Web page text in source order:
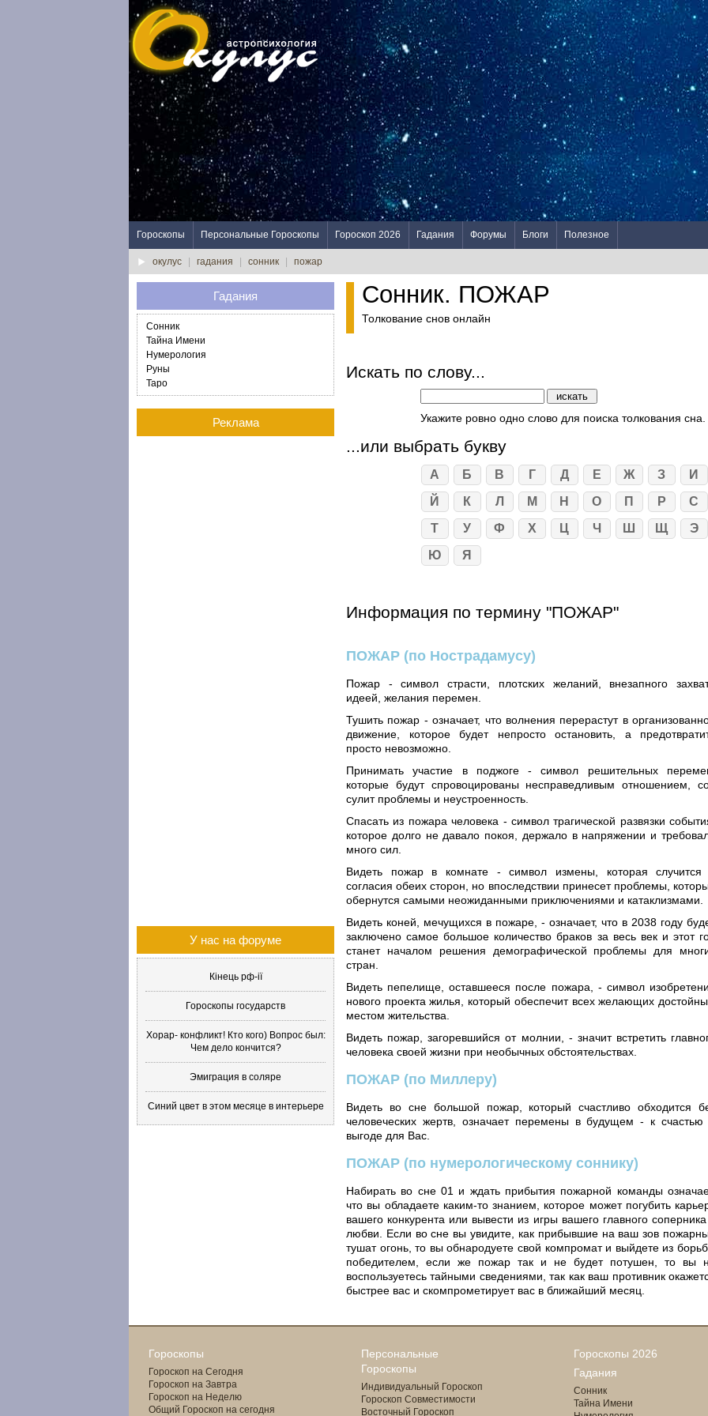
Гороскопы Персональные Гороскопы Гороскоп 2026 Гадания Форумы Блоги Полезное
окулус гадания сонник пожар
Сонник. ПОЖАР
Толкование снов онлайн
Искать по слову...
Укажите ровно одно слово для поиска толкования сна.
...или выбрать букву
А Б В Г Д Е Ж З
И
Й
К Л М Н О П Р
С
Т
У Ф Х Ц Ч Ш Щ
Э
Ю
Я
Информация по термину "ПОЖАР"
ПОЖАР (по Нострадамусу)
Пожар - символ страсти, плотских желаний, внезапного
идеей, желания перемен.
Тушить пожар - означает, что волнения перерастут в
движение, которое будет непросто остановить, а
просто невозможно.
Принимать участие в поджоге - символ решительных
которые будут спровоцированы несправедливым отношением,
сулит проблемы и неустроенность.
Спасать из пожара человека - символ трагической развязки
которое долго не давало покоя, держало в напряжении и
много сил.
Видеть пожар в комнате - символ измены, которая случится
согласия обеих сторон, но впоследствии принесет проблемы,
обернутся самыми неожиданными приключениями и катаклизмами.
Видеть коней, мечущихся в пожаре, - означает, что в 2038 году
заключено самое большое количество браков за весь век и этот
станет началом решения демографической проблемы для
стран.
Видеть пепелище, оставшееся после пожара, - символ
нового проекта жилья, который обеспечит всех желающих
местом жительства.
Видеть пожар, загоревшийся от молнии, - значит встретить
человека своей жизни при необычных обстоятельствах.
ПОЖАР (по Миллеру)
Видеть во сне большой пожар, который счастливо обходится
человеческих жертв, означает перемены в будущем - к счастью
выгоде для Вас.
ПОЖАР (по нумерологическому соннику)
Набирать во сне 01 и ждать прибытия пожарной команды
что вы обладаете каким-то знанием, которое может погубить
вашего конкурента или вывести из игры вашего главного
любви. Если во сне вы увидите, как прибывшие на ваш зов
тушат огонь, то вы обнародуете свой компромат и выйдете из
победителем, если же пожар так и не будет потушен, то вы
воспользуетесь тайными сведениями, так как ваш противник
быстрее вас и скомпрометирует вас в ближайший месяц.
Гадания
Сонник
Тайна Имени
Нумерология
Руны
Таро
Реклама
У нас на форуме
Кінець рф-ії
Гороскопы государств
Хорар- конфликт! Кто кого) Вопрос был:
Чем дело кончится?
Эмиграция в соляре
Синий цвет в этом месяце в интерьере
Гороскопы
Гороскоп на Сегодня
Гороскоп на Завтра
Гороскоп на Неделю
Общий Гороскоп на сегодня
Персональные
Гороскопы
Индивидуальный Гороскоп
Гороскоп Совместимости
Восточный Гороскоп
Гороскопы 2026
Гадания
Сонник
Тайна Имени